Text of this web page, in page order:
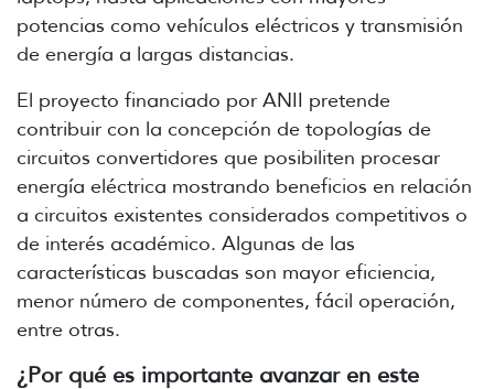
potencias como vehículos eléctricos y transmisión
de energía a largas distancias.
El proyecto financiado por ANII pretende
contribuir con la concepción de topologías de
circuitos convertidores que posibiliten procesar
energía eléctrica mostrando beneficios en relación
a circuitos existentes considerados competitivos o
de interés académico. Algunas de las
características buscadas son mayor eficiencia,
menor número de componentes, fácil operación,
entre otras.
¿Por qué es importante avanzar en este